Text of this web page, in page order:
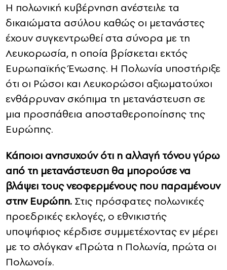
Η πολωνική κυβέρνηση ανέστειλε τα
δικαιώματα ασύλου καθώς οι μετανάστες
έχουν συγκεντρωθεί στα σύνορα με τη
Λευκορωσία, η οποία βρίσκεται εκτός
Ευρωπαϊκής Ένωσης. Η Πολωνία υποστήριξε
ότι οι Ρώσοι και Λευκορώσοι αξιωματούχοι
ενθάρρυναν σκόπιμα τη μετανάστευση σε
μια προσπάθεια αποσταθεροποίησης της
Ευρώπης.
Κάποιοι ανησυχούν ότι η αλλαγή τόνου γύρω
από τη μετανάστευση θα μπορούσε να
βλάψει τους νεοφερμένους που παραμένουν
στην Ευρώπη. Στις πρόσφατες πολωνικές
προεδρικές εκλογές, ο εθνικιστής
υποψήφιος κέρδισε συμμετέχοντας εν μέρει
με το σλόγκαν «Πρώτα η Πολωνία, πρώτα οι
Πολωνοί».